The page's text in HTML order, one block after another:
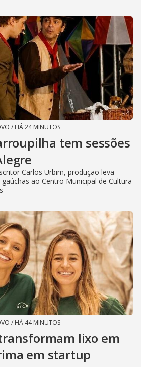
/ HÁ 24 MINUTOS
tem sessões
Carlos Urbim, produção leva
ao Centro Municipal de Cultura
/ HÁ 44 MINUTOS
lixo em
em startup